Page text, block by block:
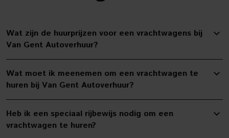
Wat zijn de huurprijzen voor een vrachtwagens bij
Van Gent Autoverhuur?
Wat moet ik meenemen om een vrachtwagen te
huren bij Van Gent Autoverhuur?
Heb ik een speciaal rijbewijs nodig om een
vrachtwagen te huren?